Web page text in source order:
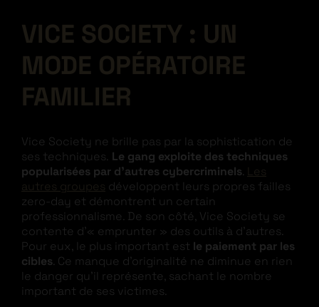
VICE SOCIETY : UN
MODE OPÉRATOIRE
FAMILIER
Vice Society ne brille pas par la sophistication de
ses techniques. Le gang exploite des techniques
popularisées par d’autres cybercriminels. Les
autres groupes
développent leurs propres failles
zero-day et démontrent un certain
professionnalisme. De son côté, Vice Society se
contente d’« emprunter » des outils à d’autres.
Pour eux, le plus important est le paiement par les
cibles. Ce manque d’originalité ne diminue en rien
le danger qu’il représente, sachant le nombre
important de ses victimes.